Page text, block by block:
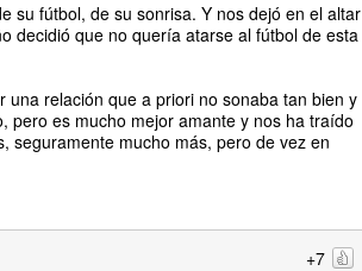
su fútbol, de su sonrisa. Y nos dejó en el altar
decidió que no quería atarse al fútbol de esta
relación que a priori no sonaba tan bien y
pero es mucho mejor amante y nos ha traído
seguramente mucho más, pero de vez en
+7